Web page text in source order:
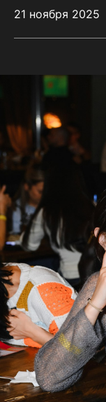
21 ноября 2025